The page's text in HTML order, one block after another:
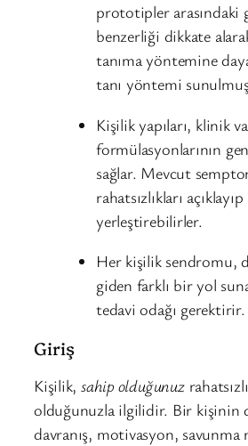
prototipler arasındaki
benzerliği dikkate
tanıma yöntemine
tanı yöntemi
Kişilik yapıları, klinik
formülasyonlarının
sağlar. Mevcut
rahatsızlıkları
yerleştirebilirler.
Her kişilik sendromu,
giden farklı bir yol
tedavi odağı gerektirir.
Giriş
Kişilik,sahip olduğunuz
olduğunuzla ilgilidir. Bir kişinin
davranış, motivasyon, savunma